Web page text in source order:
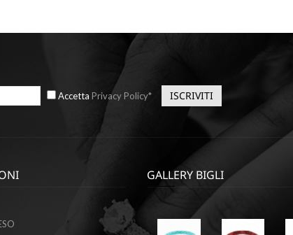
Accetta Privacy Policy*
GALLERY BIGLI
9,
2023
9,
2023